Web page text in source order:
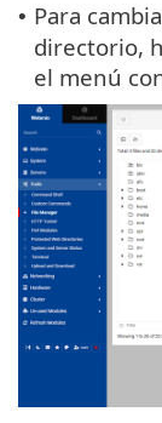
• Para
directorio,
el menú